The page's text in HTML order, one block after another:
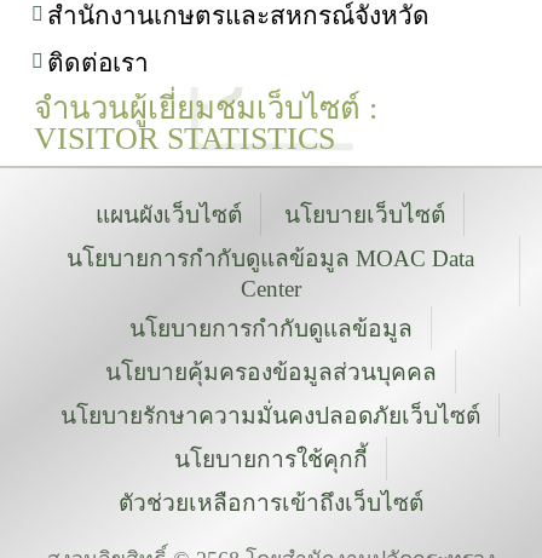
สำนักงานเกษตรและสหกรณ์จังหวัด
ติดต่อเรา
จำนวนผู้เยี่ยมชมเว็บไซต์ :
VISITOR STATISTICS
แผนผังเว็บไซต์
นโยบายเว็บไซต์
นโยบายการกำกับดูแลข้อมูล MOAC Data
Center
นโยบายการกำกับดูแลข้อมูล
นโยบายคุ้มครองข้อมูลส่วนบุคคล
นโยบายรักษาความมั่นคงปลอดภัยเว็บไซต์
นโยบายการใช้คุกกี้
ตัวช่วยเหลือการเข้าถึงเว็บไซต์